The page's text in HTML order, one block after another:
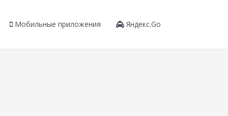
Мобильные приложения Яндекс.Go